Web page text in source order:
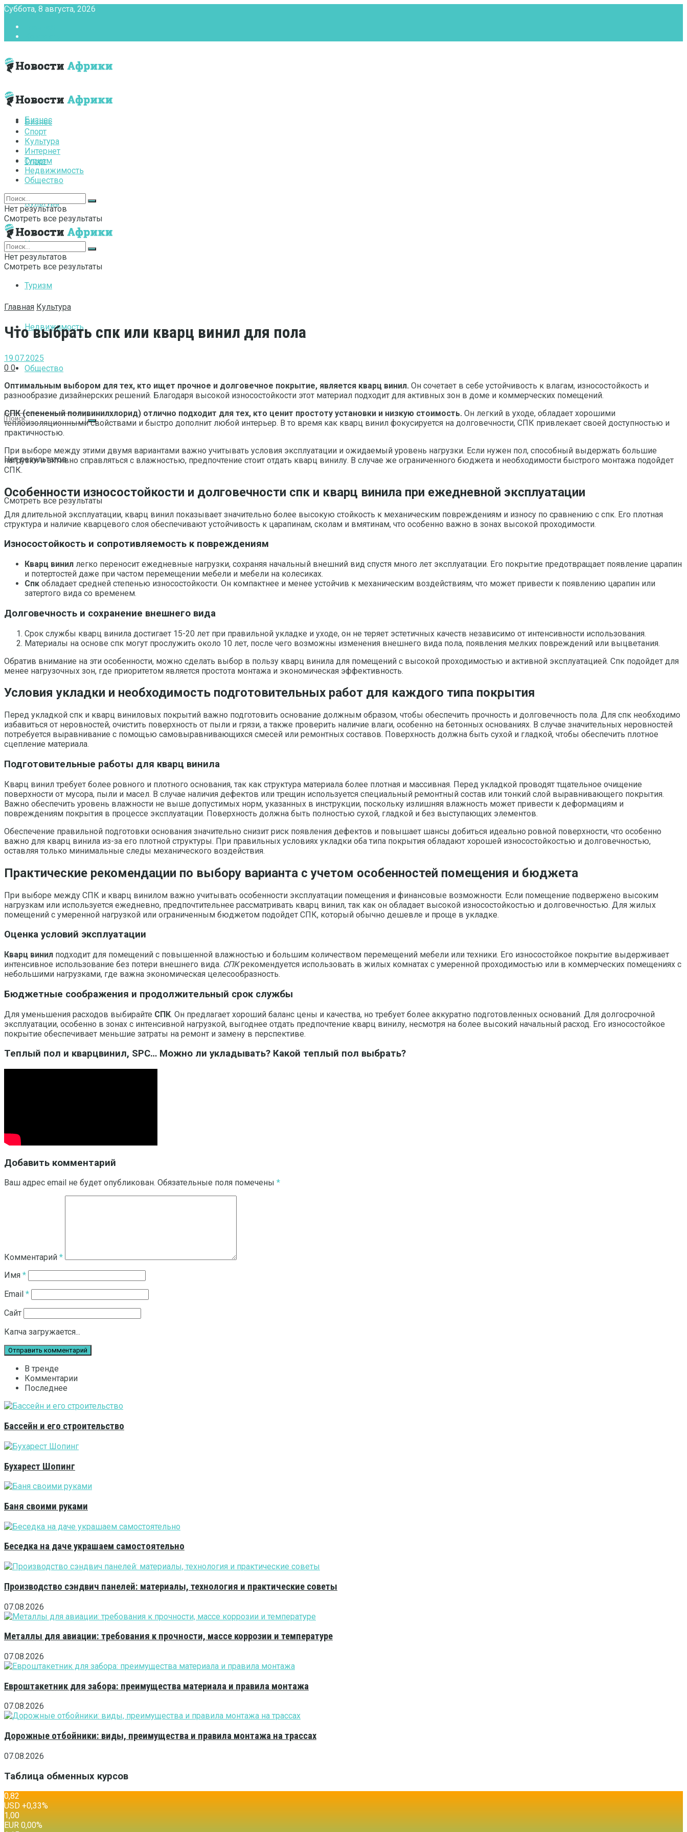
Суббота, 8 августа, 2026
Бизнес
Спорт
Культура
Интернет
Туризм
Недвижимость
Общество
Нет результатов
Смотреть все результаты
Бизнес
Спорт
Культура
Интернет
Туризм
Недвижимость
Общество
Нет результатов
Смотреть все результаты
Нет результатов
Смотреть все результаты
Главная Культура
Что выбрать спк или кварц винил для пола
19.07.2025
0 0
Оптимальным выбором для тех, кто ищет прочное и долговечное покрытие, является кварц винил. Он сочетает в себе устойчивость к влагам, износостойкость и
разнообразие дизайнерских решений. Благодаря высокой износостойкости этот материал подходит для активных зон в доме и коммерческих помещений.
СПК (спененый поливинилхлорид) отлично подходит для тех, кто ценит простоту установки и низкую стоимость. Он легкий в уходе, обладает хорошими
теплоизоляционными свойствами и быстро дополнит любой интерьер. В то время как кварц винил фокусируется на долговечности, СПК привлекает своей доступностью и
практичностью.
При выборе между этими двумя вариантами важно учитывать условия эксплуатации и ожидаемый уровень нагрузки. Если нужен пол, способный выдержать большие
нагрузки и активно справляться с влажностью, предпочтение стоит отдать кварц винилу. В случае же ограниченного бюджета и необходимости быстрого монтажа подойдет
СПК.
Особенности износостойкости и долговечности спк и кварц винила при ежедневной эксплуатации
Для длительной эксплуатации, кварц винил показывает значительно более высокую стойкость к механическим повреждениям и износу по сравнению с спк. Его плотная
структура и наличие кварцевого слоя обеспечивают устойчивость к царапинам, сколам и вмятинам, что особенно важно в зонах высокой проходимости.
Износостойкость и сопротивляемость к повреждениям
Кварц винил легко переносит ежедневные нагрузки, сохраняя начальный внешний вид спустя много лет эксплуатации. Его покрытие предотвращает появление царапин
и потертостей даже при частом перемещении мебели и мебели на колесиках.
Спк обладает средней степенью износостойкости. Он компактнее и менее устойчив к механическим воздействиям, что может привести к появлению царапин или
затертого вида со временем.
Долговечность и сохранение внешнего вида
Срок службы кварц винила достигает 15-20 лет при правильной укладке и уходе, он не теряет эстетичных качеств независимо от интенсивности использования.
Материалы на основе спк могут прослужить около 10 лет, после чего возможны изменения внешнего вида пола, появления мелких повреждений или выцветания.
Обратив внимание на эти особенности, можно сделать выбор в пользу кварц винила для помещений с высокой проходимостью и активной эксплуатацией. Спк подойдет для
менее нагрузочных зон, где приоритетом является простота монтажа и экономическая эффективность.
Условия укладки и необходимость подготовительных работ для каждого типа покрытия
Перед укладкой спк и кварц виниловых покрытий важно подготовить основание должным образом, чтобы обеспечить прочность и долговечность пола. Для спк необходимо
избавиться от неровностей, очистить поверхность от пыли и грязи, а также проверить наличие влаги, особенно на бетонных основаниях. В случае значительных неровностей
потребуется выравнивание с помощью самовыравнивающихся смесей или ремонтных составов. Поверхность должна быть сухой и гладкой, чтобы обеспечить плотное
сцепление материала.
Подготовительные работы для кварц винила
Кварц винил требует более ровного и плотного основания, так как структура материала более плотная и массивная. Перед укладкой проводят тщательное очищение
поверхности от мусора, пыли и масел. В случае наличия дефектов или трещин используется специальный ремонтный состав или тонкий слой выравнивающего покрытия.
Важно обеспечить уровень влажности не выше допустимых норм, указанных в инструкции, поскольку излишняя влажность может привести к деформациям и
повреждениям покрытия в процессе эксплуатации. Поверхность должна быть полностью сухой, гладкой и без выступающих элементов.
Обеспечение правильной подготовки основания значительно снизит риск появления дефектов и повышает шансы добиться идеально ровной поверхности, что особенно
важно для кварц винила из-за его плотной структуры. При правильных условиях укладки оба типа покрытия обладают хорошей износостойкостью и долговечностью,
оставляя только минимальные следы механического воздействия.
Практические рекомендации по выбору варианта с учетом особенностей помещения и бюджета
При выборе между СПК и кварц винилом важно учитывать особенности эксплуатации помещения и финансовые возможности. Если помещение подвержено высоким
нагрузкам или используется ежедневно, предпочтительнее рассматривать кварц винил, так как он обладает высокой износостойкостью и долговечностью. Для жилых
помещений с умеренной нагрузкой или ограниченным бюджетом подойдет СПК, который обычно дешевле и проще в укладке.
Оценка условий эксплуатации
Кварц винил подходит для помещений с повышенной влажностью и большим количеством перемещений мебели или техники. Его износостойкое покрытие выдерживает
интенсивное использование без потери внешнего вида. СПКрекомендуется использовать в жилых комнатах с умеренной проходимостью или в коммерческих помещениях с
небольшими нагрузками, где важна экономическая целесообразность.
Бюджетные соображения и продолжительный срок службы
Для уменьшения расходов выбирайте СПК. Он предлагает хороший баланс цены и качества, но требует более аккуратно подготовленных оснований. Для долгосрочной
эксплуатации, особенно в зонах с интенсивной нагрузкой, выгоднее отдать предпочтение кварц винилу, несмотря на более высокий начальный расход. Его износостойкое
покрытие обеспечивает меньшие затраты на ремонт и замену в перспективе.
Теплый пол и кварцвинил, SPC… Можно ли укладывать? Какой теплый пол выбрать?
Добавить комментарий
Ваш адрес email не будет опубликован. Обязательные поля помечены *
Комментарий *
Имя *
Email *
Сайт
Капча загружается...
В тренде
Комментарии
Последнее
Бассейн и его строительство
Бухарест Шопинг
Баня своими руками
Беседка на даче украшаем самостоятельно
Производство сэндвич панелей: материалы, технология и практические советы
07.08.2026
Металлы для авиации: требования к прочности, массе коррозии и температуре
07.08.2026
Евроштакетник для забора: преимущества материала и правила монтажа
07.08.2026
Дорожные отбойники: виды, преимущества и правила монтажа на трассах
07.08.2026
Таблица обменных курсов
0,82
USD +0,33%
1,00
EUR 0,00%